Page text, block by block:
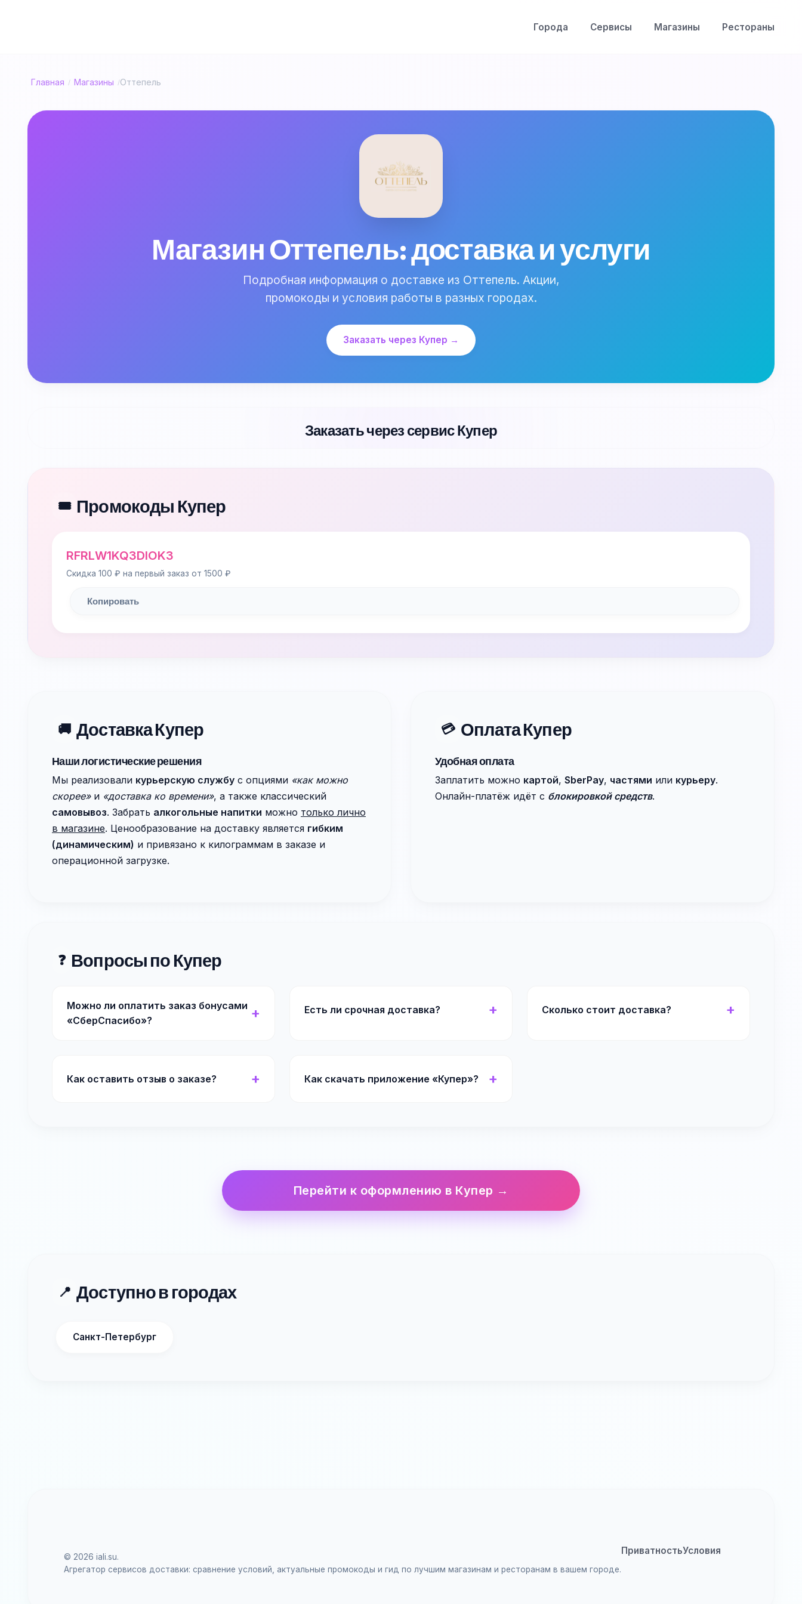
Города Сервисы Магазины Рестораны
Главная / Магазины /Оттепель
Магазин Оттепель: доставка и услуги
Подробная информация о доставке из Оттепель. Акции,
промокоды и условия работы в разных городах.
Заказать через Купер →
Заказать через сервис Купер
🎟️ Промокоды Купер
RFRLW1KQ3DIOK3
Скидка 100 ₽ на первый заказ от 1500 ₽
Копировать
🚚 Доставка Купер
Наши логистические решения
Мы реализовали курьерскую службу с опциями «как можно
скорее»и «доставка ко времени», а также классический
самовывоз. Забрать алкогольные напитки можно только лично
в магазине. Ценообразование на доставку является гибким
(динамическим) и привязано к килограммам в заказе и
операционной загрузке.
💳 Оплата Купер
Удобная оплата
Заплатить можно картой, SberPay, частями или курьеру.
Онлайн-платёж идёт с блокировкой средств.
❓ Вопросы по Купер
Можно ли оплатить заказ бонусами
«СберСпасибо»?
Есть ли срочная доставка? Сколько стоит доставка?
Как оставить отзыв о заказе? Как скачать приложение «Купер»?
Перейти к оформлению в Купер →
📍 Доступно в городах
Санкт-Петербург
© 2026 iali.su.
Агрегатор сервисов доставки: сравнение условий, актуальные промокоды и гид по лучшим магазинам и ресторанам в вашем городе.
ПриватностьУсловия